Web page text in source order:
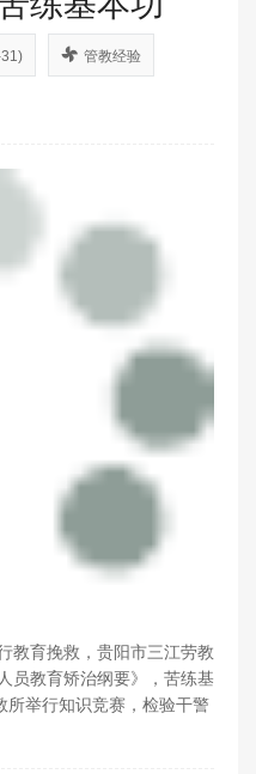
管教经验
育挽救，贵阳市三江劳教
员教育矫治纲要》，苦练基
所举行知识竞赛，检验干警